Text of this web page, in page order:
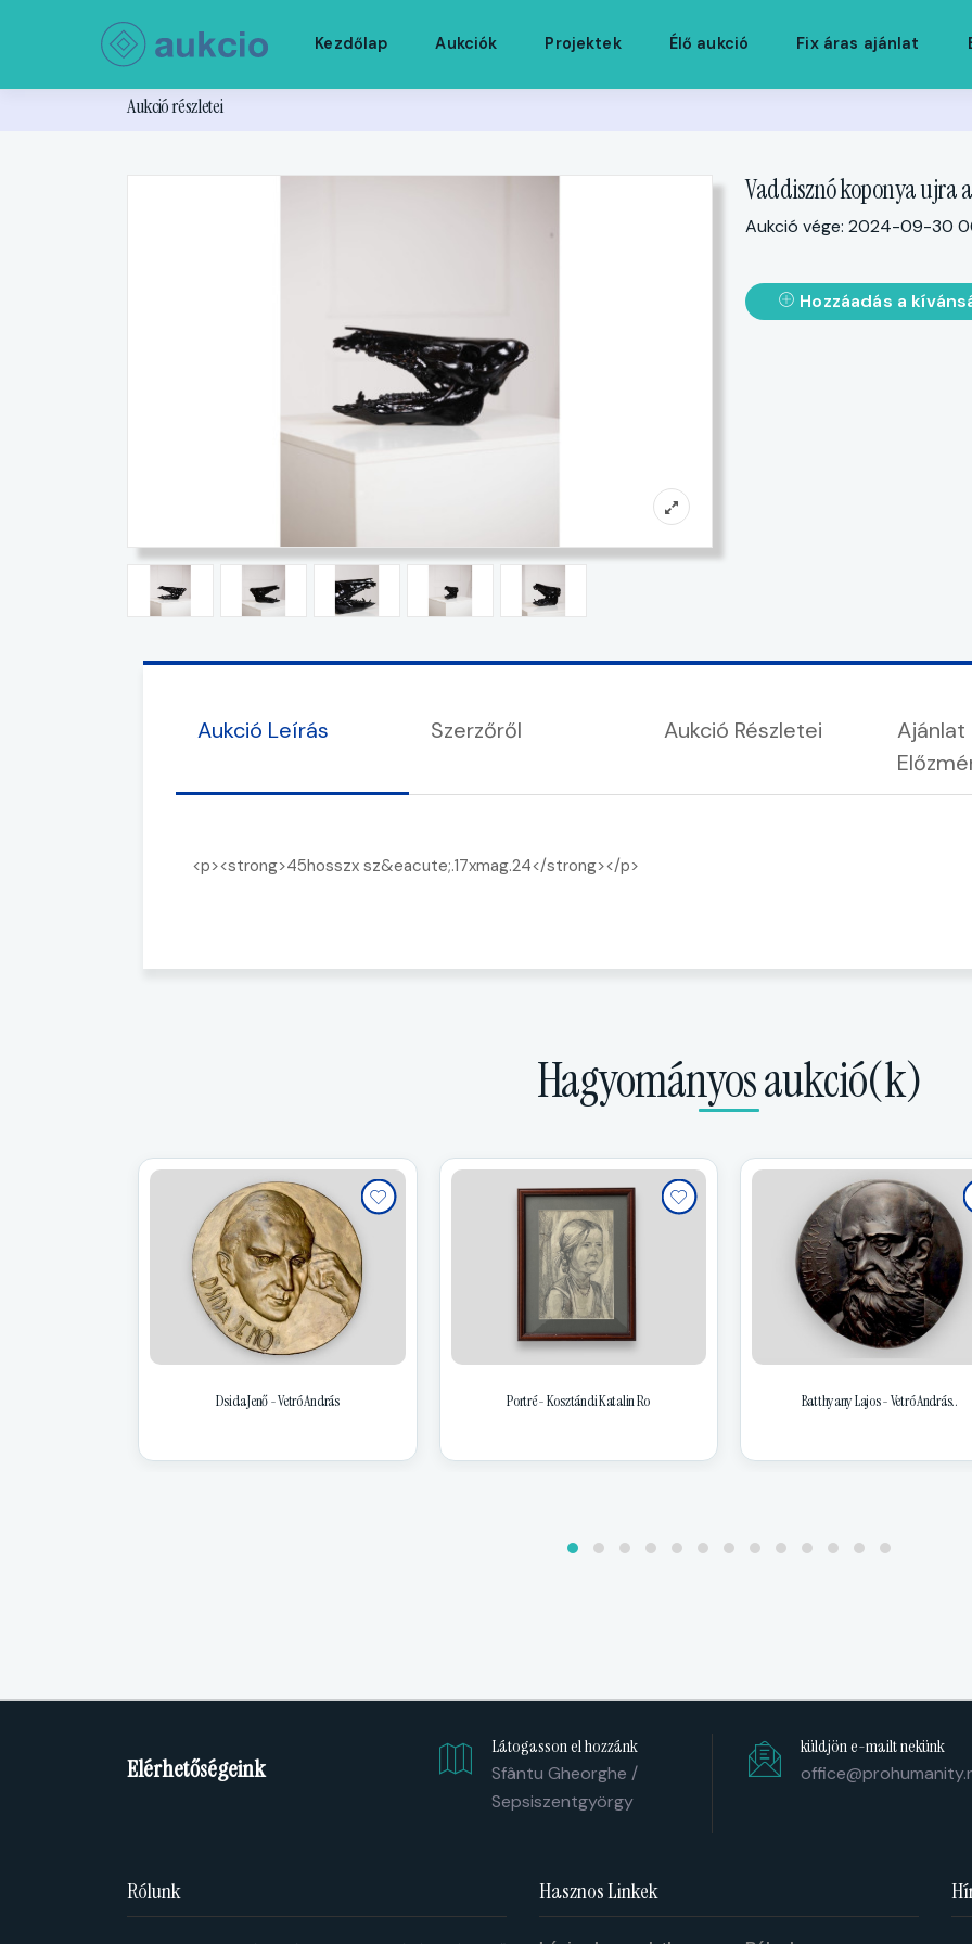
Kezdőlap Aukciók Projektek Élő aukció Fix áras ajánlat
Aukció részletei
Vaddisznó koponya ujra
Aukció vége: 2024-09-30
Hozzáadás a
Aukció Leírás Szerzőről Aukció Részletei
Ajánlat
<p><strong>45hosszx sz&eacute;.17xmag.24</strong></p>
Hagyományos aukció(k)
Dsida Jenő - Vetró András Portré - Kosztándi Katalin Ro Batthyany Lajos - Vetró András..
Elérhetőségeink
Látogasson el hozzánk
Sfântu Gheorghe /
Sepsiszentgyörgy
küldjön e-mailt nekünk
Rólunk Hasznos Linkek